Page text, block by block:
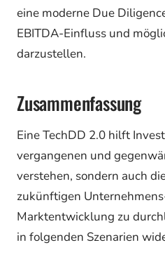
eine moderne Due
EBITDA-Einfluss und
darzustellen.
Zusammenfassung
Eine TechDD 2.0 hilft
vergangenen und
verstehen, sondern auch
zukünftigen
Marktentwicklung zu
in folgenden Szenarien